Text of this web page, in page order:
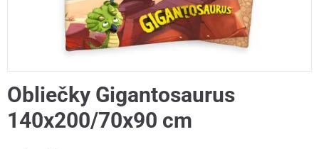
Obliečky Gigantosaurus
140x200/70x90 cm